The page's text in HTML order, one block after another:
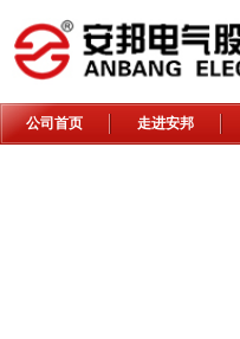
公司首页 走进安邦